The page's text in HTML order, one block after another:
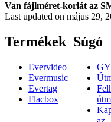
Van fájlméret-korlát az
Last updated on május 29,
Termékek
Evervideo
Evermusic
Evertag
Flacbox
Súgó